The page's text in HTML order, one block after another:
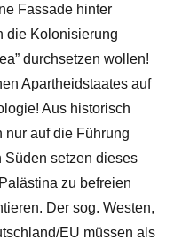
Fassade hinter
die Kolonisierung
durchsetzen wollen!
Apartheidstaates auf
Aus historisch
nur auf die Führung
Süden setzen dieses
zu befreien
Der sog. Westen,
EU müssen als